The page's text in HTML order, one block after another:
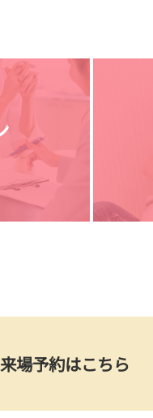
来場予約はこちら